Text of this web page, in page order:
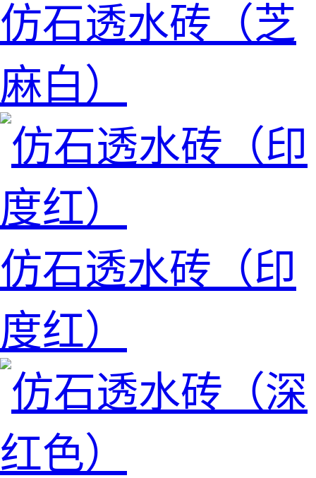
仿石透水砖（芝
麻白）
仿石透水砖（印
度红）